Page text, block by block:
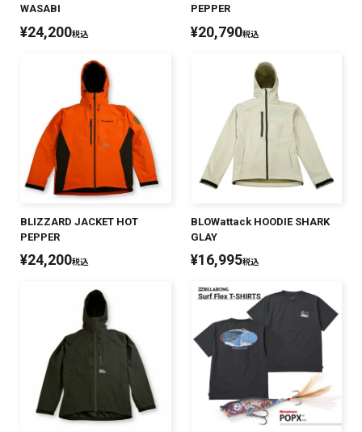
WASABI
¥24,200税込
PEPPER
¥20,790税込
BLIZZARD JACKET HOT
PEPPER
¥24,200税込
BLOWattack HOODIE SHARK
GLAY
¥16,995税込